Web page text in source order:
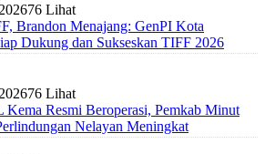
76 Lihat
Brandon Menajang: ​GenPI Kota
Dukung dan Sukseskan TIFF 2026
76 Lihat
Kema Resmi Beroperasi, Pemkab Minut
Nelayan Meningkat